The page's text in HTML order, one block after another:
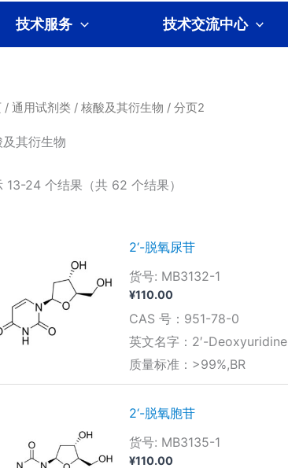
技术服务 技术交流中心
/ 通用试剂类 / 核酸及其衍生物 / 分页2
其衍生物
13-24 个结果（共 62 个结果）
2‘-脱氧尿苷
货号: MB3132-1
¥110.00
CAS 号：951-78-0
英文名字：2′-Deoxyuridine
质量标准：>99%,BR
2‘-脱氧胞苷
货号: MB3135-1
¥110.00